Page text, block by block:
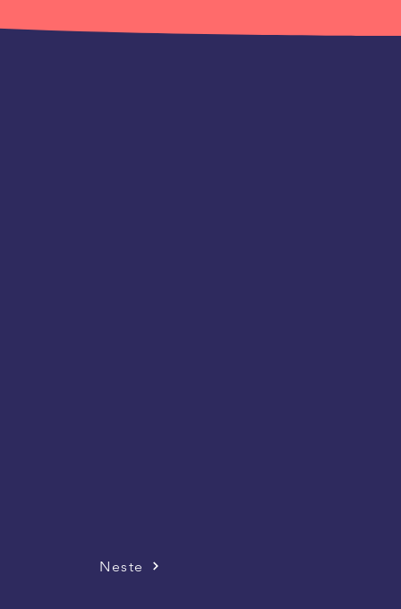
Neste